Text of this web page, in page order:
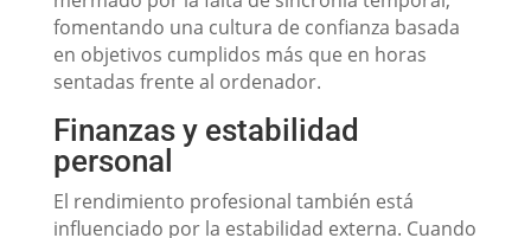
fomentando una cultura de confianza basada
en objetivos cumplidos más que en horas
sentadas frente al ordenador.
Finanzas y estabilidad
personal
El rendimiento profesional también está
influenciado por la estabilidad externa. Cuando